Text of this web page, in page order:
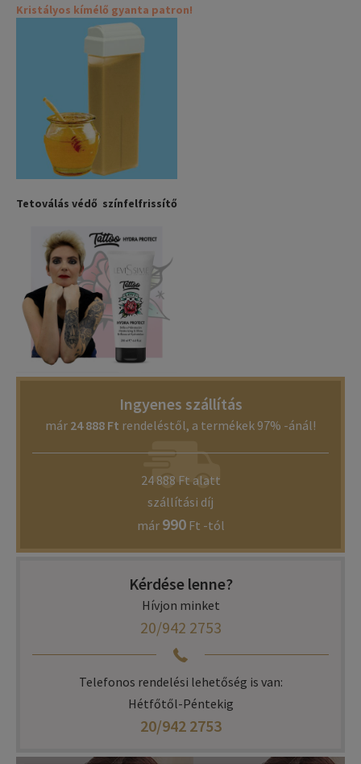
Kristályos kímélő gyanta patron!
Tetoválás védő színfelfrissítő
Ingyenes szállítás
már 24 888 Ft rendeléstől, a termékek 97% -ánál!
24 888 Ft alatt
szállítási díj
már 990Ft -tól
Kérdése lenne?
Hívjon minket
20/942 2753
Telefonos rendelési lehetőség is van:
Hétfőtől-Péntekig
20/942 2753